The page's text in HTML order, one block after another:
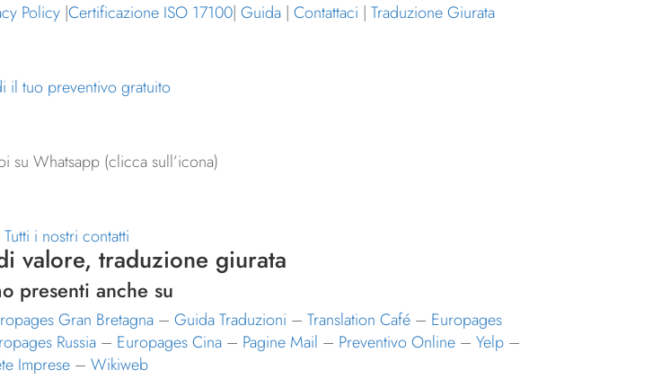
Policy |Certificazione ISO 17100|Guida |Contattaci |Traduzione Giurata
il tuo preventivo gratuito
su Whatsapp (clicca sull’icona)
Tutti i nostri contatti
valore, traduzione giurata
presenti anche su
Gran Bretagna – Guida Traduzioni – Translation Café – Europages
Russia – Europages Cina – Pagine Mail – Preventivo Online – Yelp –
Imprese– Wikiweb